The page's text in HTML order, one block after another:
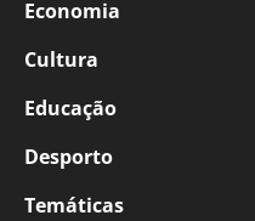
Economia
Cultura
Educação
Desporto
Temáticas